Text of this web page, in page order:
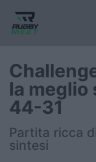
Nazionale
Nazionali
la meglio
44-31
Partita ricca
sintesi